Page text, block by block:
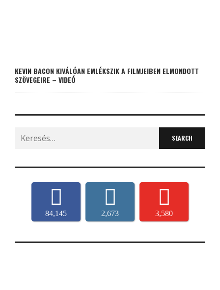
KEVIN BACON KIVÁLÓAN EMLÉKSZIK A FILMJEIBEN ELMONDOTT
SZÖVEGEIRE – VIDEÓ
Search
for:
84,145 2,673 3,580